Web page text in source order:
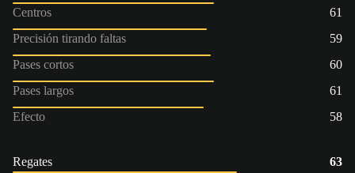
Centros
61
Precisión tirando faltas
59
Pases cortos
60
Pases largos
61
Efecto
58
Regates
63